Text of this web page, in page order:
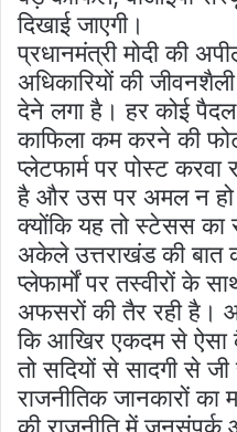
दिखाई जाएगी।
प्रधानमंत्री मोदी की
अधिकारियों की
देने लगा है। हर कोई
काफिला कम करने की
प्लेटफार्म पर पोस्ट करवा
है और उस पर अमल न हो
क्योंकि यह तो स्टेसस का
अकेले उत्तराखंड की बात
प्लेफार्मों पर तस्वीरों के
अफसरों की तैर रही है।
कि आखिर एकदम से
तो सदियों से सादगी से जी
राजनीतिक जानकारों का